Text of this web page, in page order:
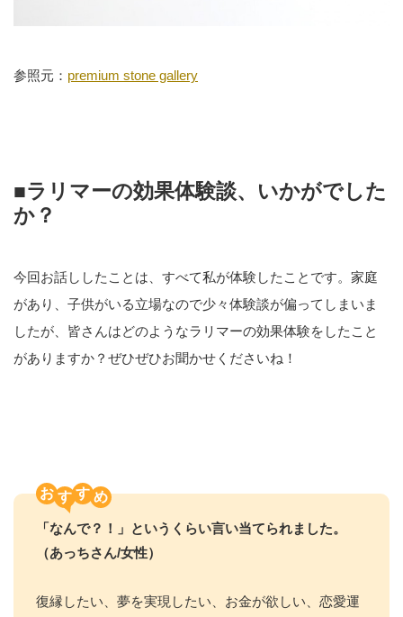
参照元： premium stone gallery
■ラリマーの効果体験談、いかがでした
か？
今回お話ししたことは、すべて私が体験したことです。家庭
があり、子供がいる立場なので少々体験談が偏ってしまいま
したが、皆さんはどのようなラリマーの効果体験をしたこと
がありますか？ぜひぜひお聞かせくださいね！
お す
「なんで？！」というくらい言い当てられました。
（あっちさん/女性）
復縁したい、夢を実現したい、お金が欲しい、恋愛運